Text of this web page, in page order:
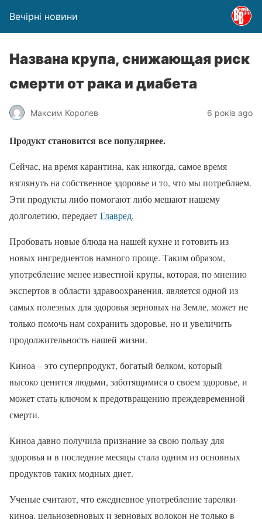
Вечірні новини
Названа крупа, снижающая риск
смерти от рака и диабета
Максим Королев 6 років ago
Продукт становится все популярнее.
Сейчас, на время карантина, как никогда, самое время
взглянуть на собственное здоровье и то, что мы потребляем.
Эти продукты либо помогают либо мешают нашему
долголетию, передает Главред.
Пробовать новые блюда на нашей кухне и готовить из
новых ингредиентов намного проще. Таким образом,
употребление менее известной крупы, которая, по мнению
экспертов в области здравоохранения, является одной из
самых полезных для здоровья зерновых на Земле, может не
только помочь нам сохранить здоровье, но и увеличить
продолжительность нашей жизни.
Киноа – это суперпродукт, богатый белком, который
высоко ценится людьми, заботящимися о своем здоровье, и
может стать ключом к предотвращению преждевременной
смерти.
Киноа давно получила признание за свою пользу для
здоровья и в последние месяцы стала одним из основных
продуктов таких модных диет.
Ученые считают, что ежедневное употребление тарелки
киноа, цельнозерновых и зерновых волокон не только в